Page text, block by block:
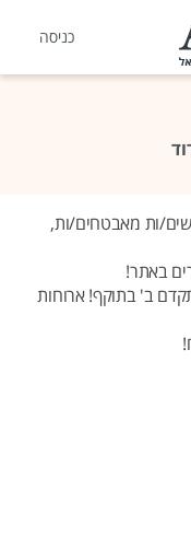
כניסה
ות מאבטחים/ות,
באתר!
מתקדם ב' בתוקף! ארוחות